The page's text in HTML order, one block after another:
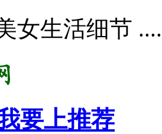
女生活细节
要上推荐